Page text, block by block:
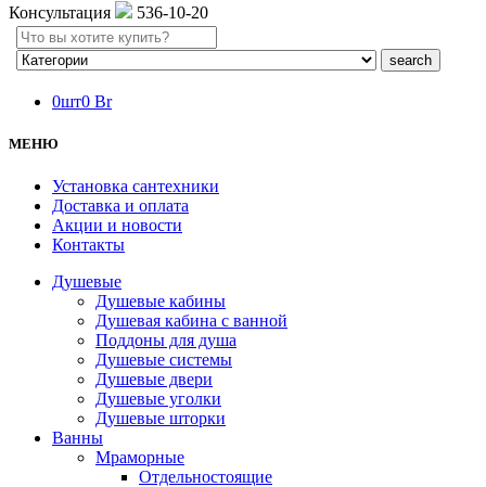
Консультация
536-10-20
Search
here
0шт0 Br
МЕНЮ
Установка сантехники
Доставка и оплата
Акции и новости
Контакты
Душевые
Душевые кабины
Душевая кабина с ванной
Поддоны для душа
Душевые системы
Душевые двери
Душевые уголки
Душевые шторки
Ванны
Мраморные
Отдельностоящие